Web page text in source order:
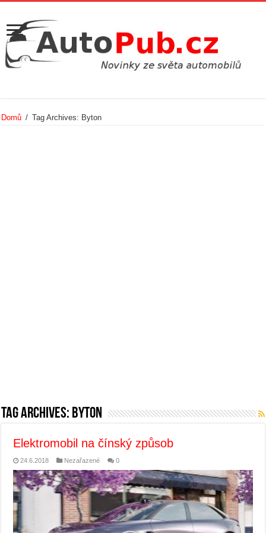
Domů / Tag Archives: Byton
Tag Archives: Byton
Elektromobil na čínský způsob
24.6.2018 Nezařazené 0